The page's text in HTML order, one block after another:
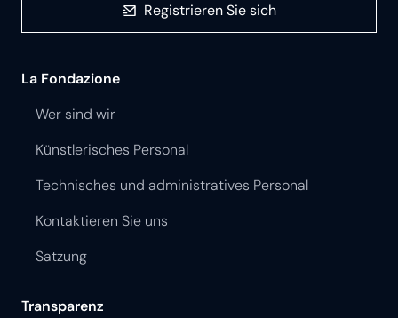
Registrieren Sie sich
La Fondazione
Wer sind wir
Künstlerisches Personal
Technisches und administratives Personal
Kontaktieren Sie uns
Satzung
Transparenz